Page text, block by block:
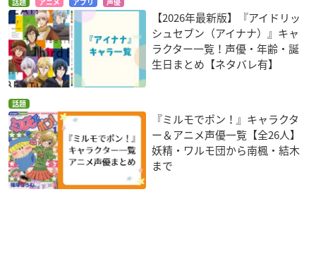
話題 アニメ アプリ 声優
【2026年最新版】『アイドリッ
シュセブン（アイナナ）』キャ
ラクター一覧！声優・年齢・誕
生日まとめ【ネタバレ有】
話題
『ミルモでポン！』キャラクタ
ー＆アニメ声優一覧【全26人】
妖精・ワルモ団から南楓・結木
まで